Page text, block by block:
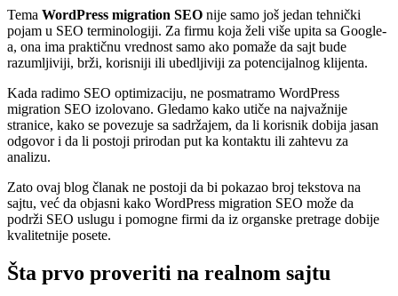
Tema WordPress migration SEO nije samo još jedan tehnički
pojam u SEO terminologiji. Za firmu koja želi više upita sa Google-
a, ona ima praktičnu vrednost samo ako pomaže da sajt bude
razumljiviji, brži, korisniji ili ubedljiviji za potencijalnog klijenta.
Kada radimo SEO optimizaciju, ne posmatramo WordPress
migration SEO izolovano. Gledamo kako utiče na najvažnije
stranice, kako se povezuje sa sadržajem, da li korisnik dobija jasan
odgovor i da li postoji prirodan put ka kontaktu ili zahtevu za
analizu.
Zato ovaj blog članak ne postoji da bi pokazao broj tekstova na
sajtu, već da objasni kako WordPress migration SEO može da
podrži SEO uslugu i pomogne firmi da iz organske pretrage dobije
kvalitetnije posete.
Šta prvo proveriti na realnom sajtu